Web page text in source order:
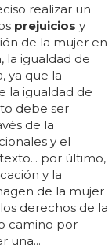
realizar un
prejuicios y
de la mujer en
la igualdad de
ya que la
la igualdad de
debe ser
de la
y el
por último,
y la
de la mujer
derechos de la
camino por
una...